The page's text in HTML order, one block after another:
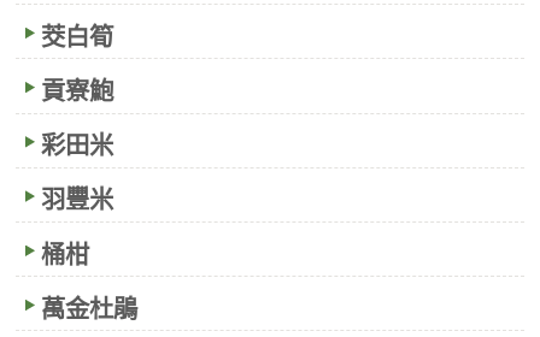
茭白筍
貢寮鮑
彩田米
羽豐米
桶柑
萬金杜鵑